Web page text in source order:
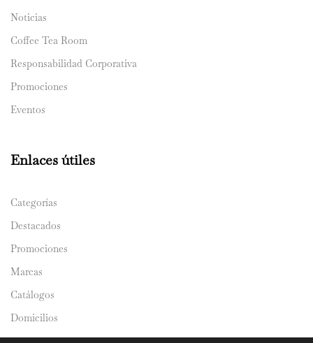
Noticias
Coffee Tea Room
Responsabilidad Corporativa
Promociones
Eventos
Enlaces útiles
Categorías
Destacados
Promociones
Marcas
Catálogos
Domicilios